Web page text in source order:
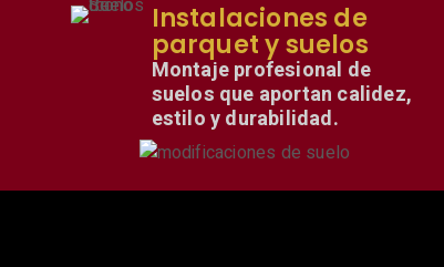
Instalaciones de
parquet y suelos
Montaje profesional de
suelos que aportan calidez,
estilo y durabilidad.